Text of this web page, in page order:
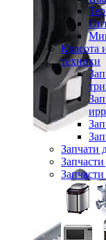
Красота
техники
Запчати